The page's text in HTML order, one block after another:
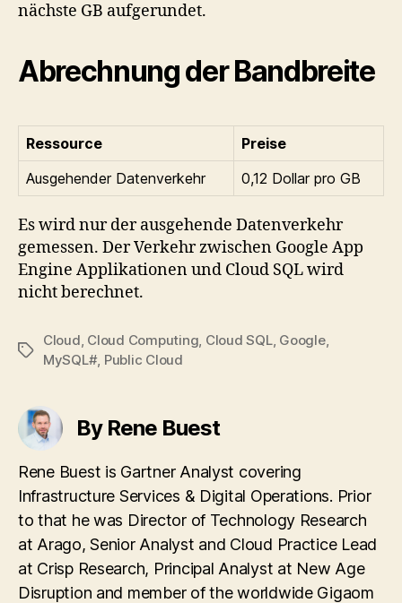
nächste GB aufgerundet.
Abrechnung der Bandbreite
Ressource
Preise
Ausgehender Datenverkehr
0,12 Dollar pro GB
Es wird nur der ausgehende Datenverkehr
gemessen. Der Verkehr zwischen Google App
Engine Applikationen und Cloud SQL wird
nicht berechnet.
Tags
Cloud, Cloud Computing, Cloud SQL, Google,
MySQL#, Public Cloud
By Rene Buest
Rene Buest is Gartner Analyst covering
Infrastructure Services & Digital Operations. Prior
to that he was Director of Technology Research
at Arago, Senior Analyst and Cloud Practice Lead
at Crisp Research, Principal Analyst at New Age
Disruption and member of the worldwide Gigaom